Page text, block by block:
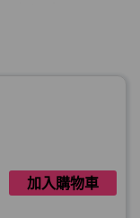
加入購物車